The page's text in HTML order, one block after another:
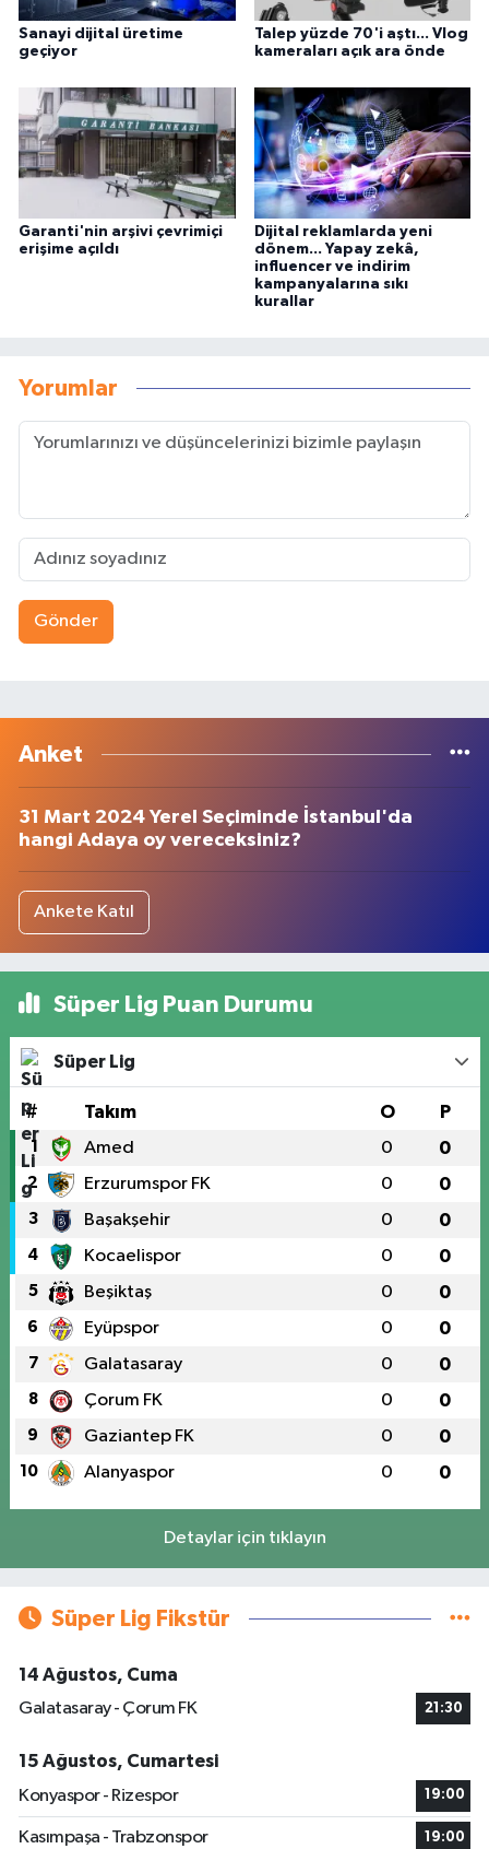
Sanayi dijital üretime
geçiyor
Talep yüzde 70'i aştı... Vlog
kameraları açık ara önde
Garanti'nin arşivi çevrimiçi
erişime açıldı
Dijital reklamlarda yeni
dönem... Yapay zekâ,
influencer ve indirim
kampanyalarına sıkı
kurallar
Yorumlar
Gönder
Anket
31 Mart 2024 Yerel Seçiminde İstanbul'da
hangi Adaya oy vereceksiniz?
Ankete Katıl
Süper Lig Puan Durumu
Süper Lig
# Takım O P
1 Amed 0 0
2 Erzurumspor FK 0 0
3 Başakşehir 0 0
4 Kocaelispor 0 0
5 Beşiktaş 0 0
6 Eyüpspor 0 0
7 Galatasaray 0 0
8 Çorum FK 0 0
9 Gaziantep FK 0 0
10 Alanyaspor 0 0
Detaylar için tıklayın
Süper Lig Fikstür
14 Ağustos, Cuma
Galatasaray - Çorum FK
21:30
15 Ağustos, Cumartesi
Konyaspor - Rizespor
19:00
Kasımpaşa - Trabzonspor 19:00